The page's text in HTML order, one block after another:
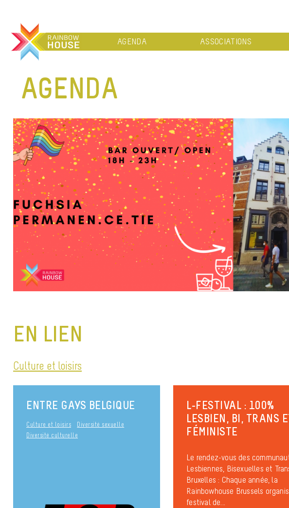
AGENDA ASSOCIATIONS
AGENDA
EN LIEN
Culture et loisirs
ENTRE GAYS BELGIQUE
Culture et loisirs
Diversité sexuelle
Diversité culturelle
L-FESTIVAL : 100%
LESBIEN, BI, TRANS
FÉMINISTE
Le rendez-vous des
Lesbiennes, Bisexuelles et
Bruxelles : Chaque année, la
Rainbowhouse Brussels
festival de...